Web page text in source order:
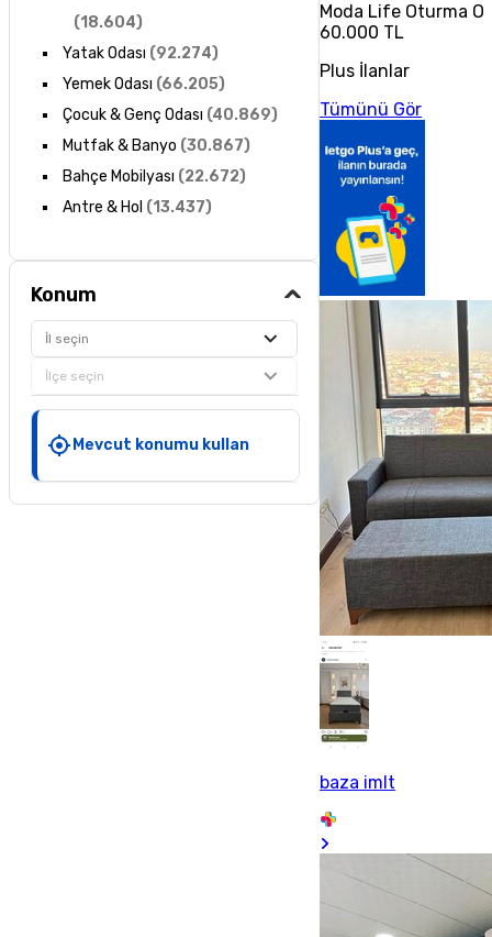
(18.604)
Yatak Odası (92.274)
Yemek Odası (66.205)
Çocuk & Genç Odası (40.869)
Mutfak & Banyo (30.867)
Bahçe Mobilyası (22.672)
Antre & Hol (13.437)
Konum
İl seçin
İlçe seçin
Mevcut konumu kullan
Moda Life Oturma
60.000 TL
Plus İlanlar
Tümünü Gör
baza imlt